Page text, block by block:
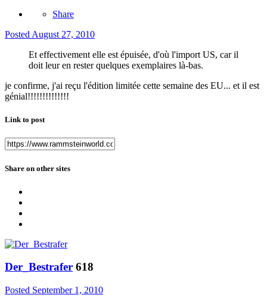
Share
Posted August 27, 2010
Et effectivement elle est épuisée, d'où l'import US, car il
doit leur en rester quelques exemplaires là-bas.
je confirme, j'ai reçu l'édition limitée cette semaine des EU... et il est
génial!!!!!!!!!!!!!!
Link to post
Share on other sites
Der_Bestrafer 618
Posted September 1, 2010